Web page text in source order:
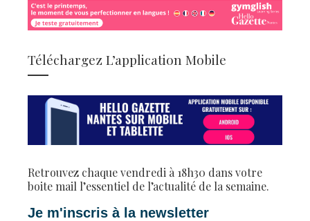
Téléchargez L’application Mobile
Retrouvez chaque vendredi à 18h30 dans votre
boite mail l’essentiel de l’actualité de la semaine.
Je m'inscris à la newsletter